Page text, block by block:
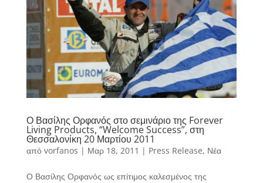
Ο Βασίλης Ορφανός στο σεμινάριο της Forever
Living Products, “Welcome Success”, στη
Θεσσαλονίκη 20 Μαρτίου 2011
από vorfanos | Μαρ 18, 2011 | Press Release, Νέα
Ο Βασίλης Ορφανός ως επίτιμος καλεσμένος της